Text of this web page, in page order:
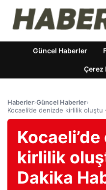
Güncel Haberler
Çerez
Haberler›Güncel Haberler›
Kocaeli’de denizde kirlilik
kirlilik
Dakika